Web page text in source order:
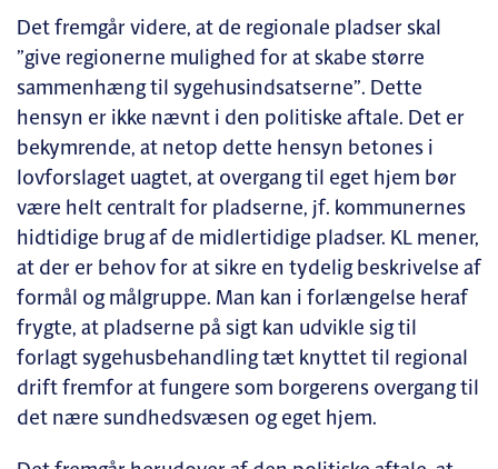
Det fremgår videre, at de regionale pladser skal
”give regionerne mulighed for at skabe større
sammenhæng til sygehusindsatserne”. Dette
hensyn er ikke nævnt i den politiske aftale. Det er
bekymrende, at netop dette hensyn betones i
lovforslaget uagtet, at overgang til eget hjem bør
være helt centralt for pladserne, jf. kommunernes
hidtidige brug af de midlertidige pladser. KL mener,
at der er behov for at sikre en tydelig beskrivelse af
formål og målgruppe. Man kan i forlængelse heraf
frygte, at pladserne på sigt kan udvikle sig til
forlagt sygehusbehandling tæt knyttet til regional
drift fremfor at fungere som borgerens overgang til
det nære sundhedsvæsen og eget hjem.